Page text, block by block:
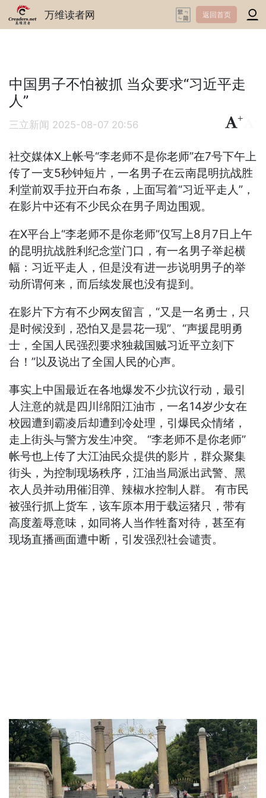
万维读者网 返回首页
中国男子不怕被抓 当众要求“习近平走
人”
三立新闻 2025-08-07 20:56
+
社交媒体X上帐号“李老师不是你老师”在7号下午上
传了一支5秒钟短片，一名男子在云南昆明抗战胜
利堂前双手拉开白布条，上面写着“习近平走人”，
在影片中还有不少民众在男子周边围观。
在X平台上“李老师不是你老师”仅写上8月7日上午
的昆明抗战胜利纪念堂门口，有一名男子举起横
幅：习近平走人，但是没有进一步说明男子的举
动所谓何来，而后续发展也没有提到。
在影片下方有不少网友留言，“又是一名勇士，只
是时候没到，恐怕又是昙花一现”、“声援昆明勇
士，全国人民强烈要求独裁国贼习近平立刻下
台！”以及说出了全国人民的心声。
事实上中国最近在各地爆发不少抗议行动，最引
人注意的就是四川绵阳江油市，一名14岁少女在
校园遭到霸凌后却遭到冷处理，引爆民众情绪，
走上街头与警方发生冲突。 “李老师不是你老师”
帐号也上传了大江油民众提供的影片，群众聚集
街头，为控制现场秩序，江油当局派出武警、黑
衣人员并动用催泪弹、辣椒水控制人群。 有市民
被强行抓上货车，该车原本用于载运猪只，带有
高度羞辱意味，如同将人当作牲畜对待，甚至有
现场直播画面遭中断，引发强烈社会谴责。